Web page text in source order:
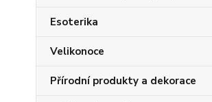
Esoterika
Velikonoce
Přírodní produkty a dekorace